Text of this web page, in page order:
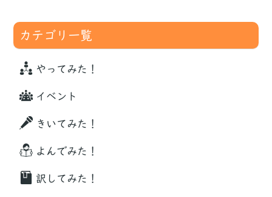
カテゴリ一覧
やってみた！
イベント
きいてみた！
よんでみた！
訳してみた！